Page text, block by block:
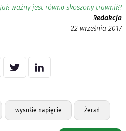
Jak ważny jest równo skoszony trawnik?
Redakcja
22 września 2017
wysokie napięcie Żerań